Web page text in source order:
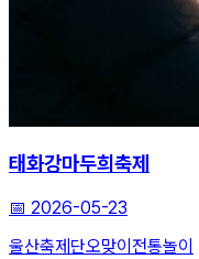
태화강마두희축제
📅 2026-05-23
울산축제단오맞이 전통놀이